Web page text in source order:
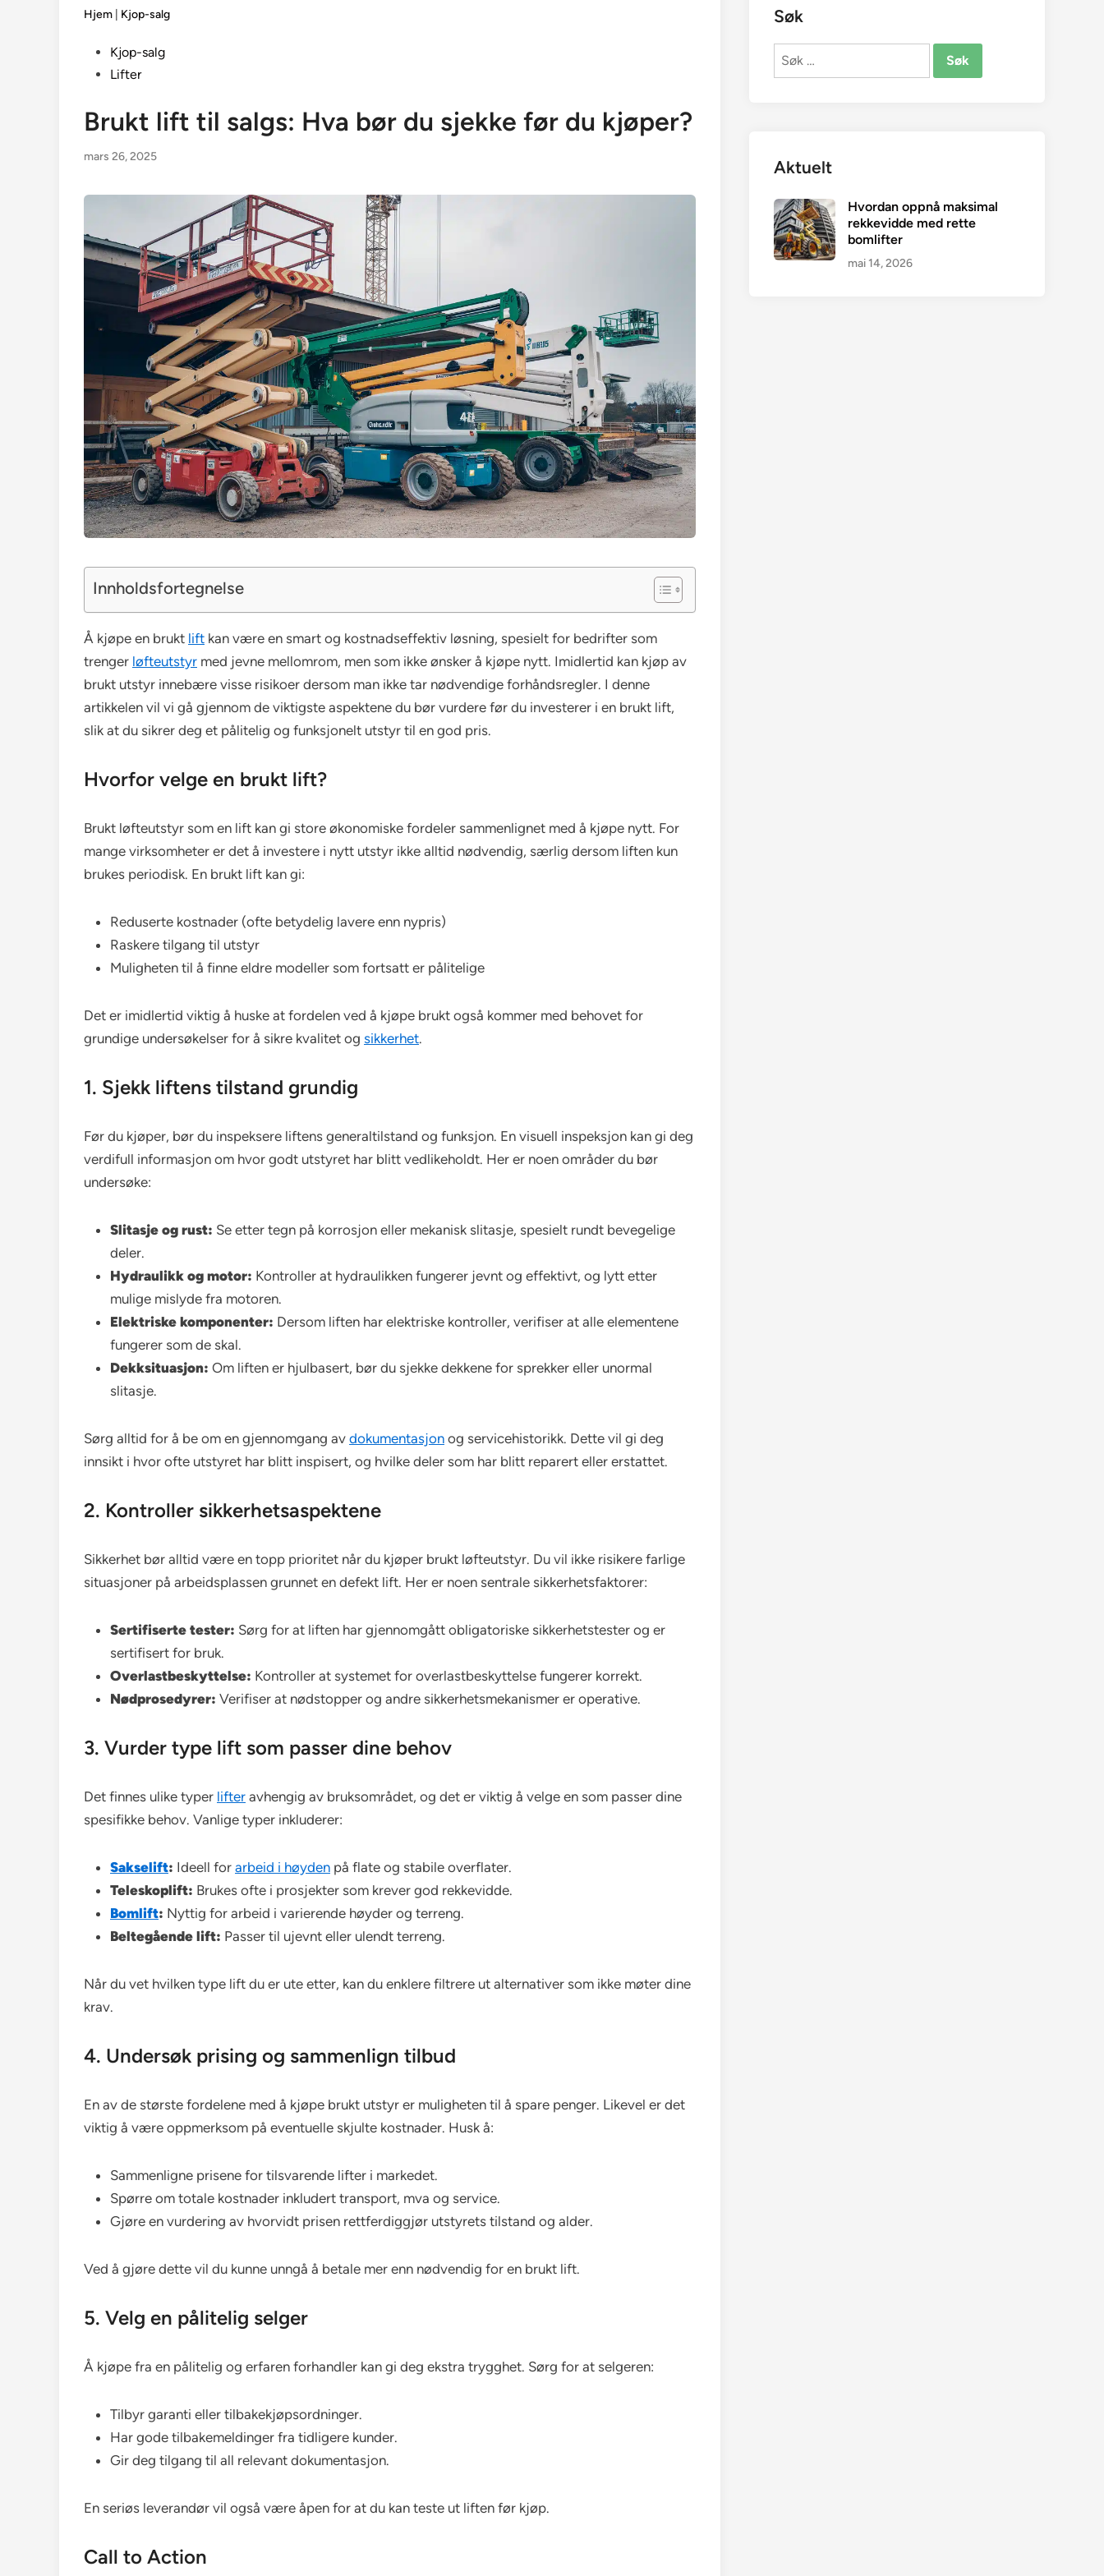
Hjem Kjop-salg
PostedKjop-salg
Lifter
Brukt lift til salgs: Hva bør du sjekke før du kjøper?
mars 26, 2025
Innholdsfortegnelse
Å kjøpe en brukt lift kan være en smart og kostnadseffektiv løsning, spesielt for bedrifter som
trenger løfteutstyr med jevne mellomrom, men som ikke ønsker å kjøpe nytt. Imidlertid kan kjøp av
brukt utstyr innebære visse risikoer dersom man ikke tar nødvendige forhåndsregler. I denne
artikkelen vil vi gå gjennom de viktigste aspektene du bør vurdere før du investerer i en brukt lift,
slik at du sikrer deg et pålitelig og funksjonelt utstyr til en god pris.
Hvorfor velge en brukt lift?
Brukt løfteutstyr som en lift kan gi store økonomiske fordeler sammenlignet med å kjøpe nytt. For
mange virksomheter er det å investere i nytt utstyr ikke alltid nødvendig, særlig dersom liften kun
brukes periodisk. En brukt lift kan gi:
Reduserte kostnader (ofte betydelig lavere enn nypris)
Raskere tilgang til utstyr
Muligheten til å finne eldre modeller som fortsatt er pålitelige
Det er imidlertid viktig å huske at fordelen ved å kjøpe brukt også kommer med behovet for
grundige undersøkelser for å sikre kvalitet og sikkerhet.
1. Sjekk liftens tilstand grundig
Før du kjøper, bør du inspeksere liftens generaltilstand og funksjon. En visuell inspeksjon kan gi deg
verdifull informasjon om hvor godt utstyret har blitt vedlikeholdt. Her er noen områder du bør
undersøke:
Slitasje og rust: Se etter tegn på korrosjon eller mekanisk slitasje, spesielt rundt bevegelige
deler.
Hydraulikk og motor: Kontroller at hydraulikken fungerer jevnt og effektivt, og lytt etter
mulige mislyde fra motoren.
Elektriske komponenter: Dersom liften har elektriske kontroller, verifiser at alle elementene
fungerer som de skal.
Dekksituasjon: Om liften er hjulbasert, bør du sjekke dekkene for sprekker eller unormal
slitasje.
Sørg alltid for å be om en gjennomgang av dokumentasjon og servicehistorikk. Dette vil gi deg
innsikt i hvor ofte utstyret har blitt inspisert, og hvilke deler som har blitt reparert eller erstattet.
2. Kontroller sikkerhetsaspektene
Sikkerhet bør alltid være en topp prioritet når du kjøper brukt løfteutstyr. Du vil ikke risikere farlige
situasjoner på arbeidsplassen grunnet en defekt lift. Her er noen sentrale sikkerhetsfaktorer:
Sertifiserte tester: Sørg for at liften har gjennomgått obligatoriske sikkerhetstester og er
sertifisert for bruk.
Overlastbeskyttelse: Kontroller at systemet for overlastbeskyttelse fungerer korrekt.
Nødprosedyrer: Verifiser at nødstopper og andre sikkerhetsmekanismer er operative.
3. Vurder type lift som passer dine behov
Det finnes ulike typer lifter avhengig av bruksområdet, og det er viktig å velge en som passer dine
spesifikke behov. Vanlige typer inkluderer:
Sakselift: Ideell for arbeid i høyden på flate og stabile overflater.
Teleskoplift: Brukes ofte i prosjekter som krever god rekkevidde.
Bomlift: Nyttig for arbeid i varierende høyder og terreng.
Beltegående lift: Passer til ujevnt eller ulendt terreng.
Når du vet hvilken type lift du er ute etter, kan du enklere filtrere ut alternativer som ikke møter dine
krav.
4. Undersøk prising og sammenlign tilbud
En av de største fordelene med å kjøpe brukt utstyr er muligheten til å spare penger. Likevel er det
viktig å være oppmerksom på eventuelle skjulte kostnader. Husk å:
Sammenligne prisene for tilsvarende lifter i markedet.
Spørre om totale kostnader inkludert transport, mva og service.
Gjøre en vurdering av hvorvidt prisen rettferdiggjør utstyrets tilstand og alder.
Ved å gjøre dette vil du kunne unngå å betale mer enn nødvendig for en brukt lift.
5. Velg en pålitelig selger
Å kjøpe fra en pålitelig og erfaren forhandler kan gi deg ekstra trygghet. Sørg for at selgeren:
Tilbyr garanti eller tilbakekjøpsordninger.
Har gode tilbakemeldinger fra tidligere kunder.
Gir deg tilgang til all relevant dokumentasjon.
En seriøs leverandør vil også være åpen for at du kan teste ut liften før kjøp.
Call to Action
Søk
Søk
Aktuelt
Hvordan oppnå maksimal
rekkevidde med rette
bomlifter
mai 14, 2026